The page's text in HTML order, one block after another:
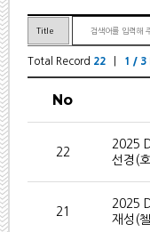
Total Record 22| 1 / 3
No
22
2025
선경(
21
2025
재성(